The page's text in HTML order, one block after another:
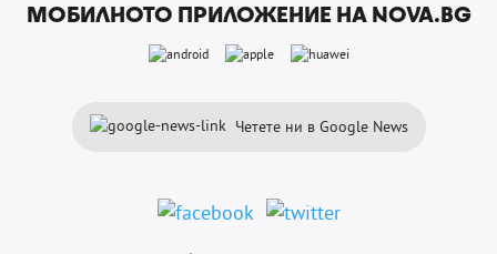
МОБИЛНОТО ПРИЛОЖЕНИЕ НА NOVA.BG
Четете ни в Google News